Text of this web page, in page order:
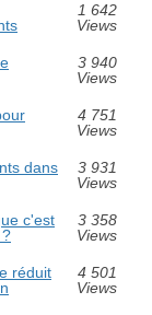
1 642
Views
3 940
Views
4 751
Views
dans
3 931
Views
c'est
3 358
Views
réduit
4 501
Views